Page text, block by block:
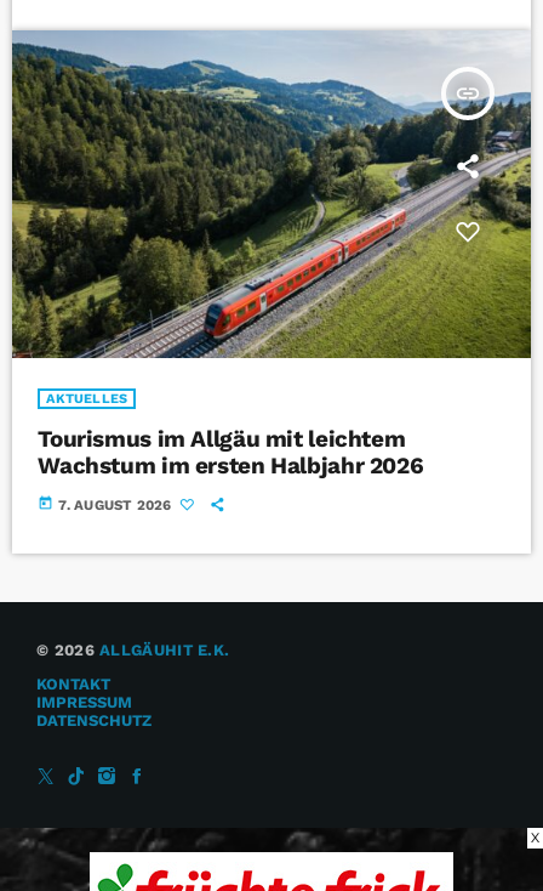
insert_link
AKTUELLES
Tourismus im Allgäu mit leichtem
Wachstum im ersten Halbjahr 2026
today 7. AUGUST 2026
© 2026ALLGÄUHIT E.K.
KONTAKT
IMPRESSUM
DATENSCHUTZ
X